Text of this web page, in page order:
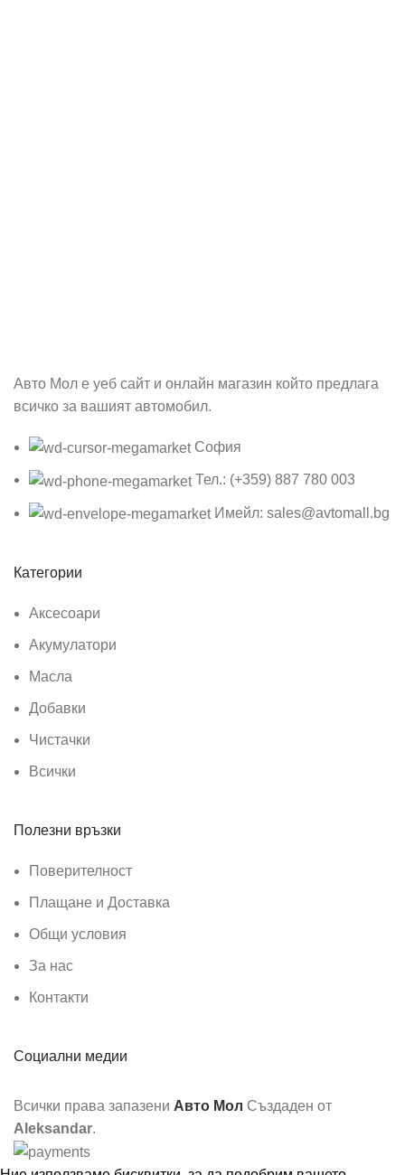
Авто Мол е уеб сайт и онлайн магазин който предлага
всичко за вашият автомобил.
София
Тел.: (+359) 887 780 003
Имейл: sales@avtomall.bg
Категории
Аксесоари
Акумулатори
Масла
Добавки
Чистачки
Всички
Полезни връзки
Поверителност
Плащане и Доставка
Общи условия
За нас
Контакти
Социални медии
Всички права запазени Авто Мол Създаден от
Aleksandar.